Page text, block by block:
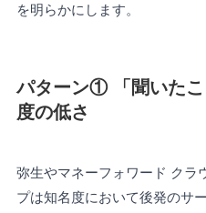
を明らかにします。
パターン① 「聞いた
度の低さ
弥生やマネーフォワード クラ
プは知名度において後発のサ